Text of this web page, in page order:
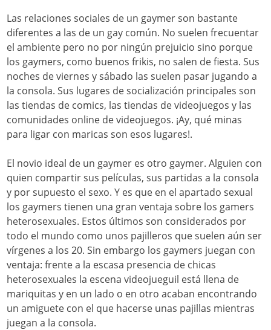
Las relaciones sociales de un gaymer son bastante
diferentes a las de un gay común. No suelen frecuentar
el ambiente pero no por ningún prejuicio sino porque
los gaymers, como buenos frikis, no salen de fiesta. Sus
noches de viernes y sábado las suelen pasar jugando a
la consola. Sus lugares de socialización principales son
las tiendas de comics, las tiendas de videojuegos y las
comunidades online de videojuegos. ¡Ay, qué minas
para ligar con maricas son esos lugares!.
El novio ideal de un gaymer es otro gaymer. Alguien con
quien compartir sus películas, sus partidas a la consola
y por supuesto el sexo. Y es que en el apartado sexual
los gaymers tienen una gran ventaja sobre los gamers
heterosexuales. Estos últimos son considerados por
todo el mundo como unos pajilleros que suelen aún ser
vírgenes a los 20. Sin embargo los gaymers juegan con
ventaja: frente a la escasa presencia de chicas
heterosexuales la escena videojueguil está llena de
mariquitas y en un lado o en otro acaban encontrando
un amiguete con el que hacerse unas pajillas mientras
juegan a la consola.